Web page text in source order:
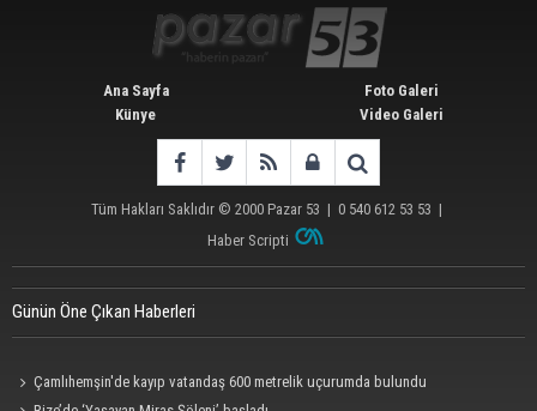
Ana Sayfa
Künye
Foto Galeri
Video Galeri
Tüm Hakları Saklıdır © 2000 Pazar 53 | 0 540 612 53 53 |
Haber Scripti
Günün Öne Çıkan Haberleri
Çamlıhemşin'de kayıp vatandaş 600 metrelik uçurumda bulundu